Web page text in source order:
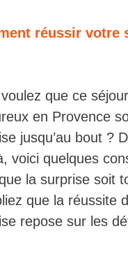
réussir votre
que ce
en Provence
jusqu’au bout ?
voici quelques
la surprise soit
que la réussite
repose sur les